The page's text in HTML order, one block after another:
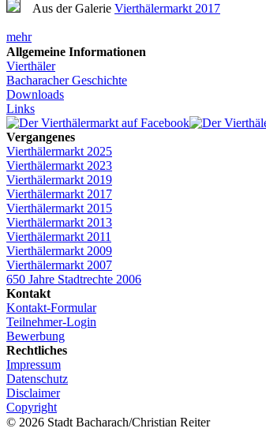
Aus der Galerie Vierthälermarkt 2017
mehr
Allgemeine Informationen
Vierthäler
Bacharacher Geschichte
Downloads
Links
Vergangenes
Vierthälermarkt 2025
Vierthälermarkt 2023
Vierthälermarkt 2019
Vierthälermarkt 2017
Vierthälermarkt 2015
Vierthälermarkt 2013
Vierthälermarkt 2011
Vierthälermarkt 2009
Vierthälermarkt 2007
650 Jahre Stadtrechte 2006
Kontakt
Kontakt-Formular
Teilnehmer-Login
Bewerbung
Rechtliches
Impressum
Datenschutz
Disclaimer
Copyright
© 2026 Stadt Bacharach/Christian Reiter